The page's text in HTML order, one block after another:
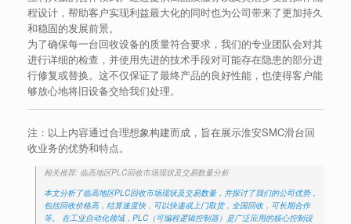
程设计，帮助客户实现利益最大化的同时也为公司带来了更加持久
和稳固的发展前景。
为了确保每一台回收设备的质量符合要求，我们的专业团队会对其
进行详细的检查，并使用先进的技术手段对可能存在隐患的部分进
行修复或替换。这不仅保证了最终产品的良好性能，也使得客户能
够放心地将旧设备交给我们处理。
注：以上内容通过合理想象构建而成，旨在展示淮安SMC滑台回
收业务的优势和特点。
相关推荐: 临高地区PLC回收市场现状及交易数量分析
本文分析了临高地区PLC回收市场现状及交易数量，并探讨了我们的公司优势，
包括回收价格高，结算速度快，可以快递或上门取货，全国回收，可长期合作
等。 在工业自动化领域，PLC（可编程逻辑控制器）是广泛应用的核心控制设